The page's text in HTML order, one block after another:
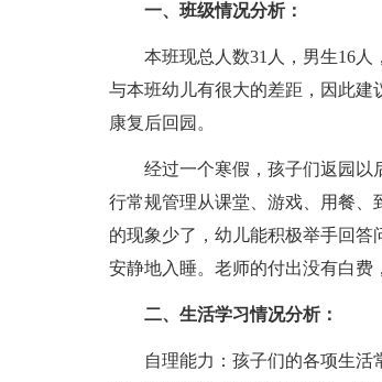
一、班级情况分析：
本班现总人数31人，男生16人
与本班幼儿有很大的差距，因此
康复后回园。
经过一个寒假，孩子们返园以
行常规管理从课堂、游戏、用餐
的现象少了，幼儿能积极举手回答
安静地入睡。老师的付出没有白费
二、生活学习情况分析：
自理能力：孩子们的各项生